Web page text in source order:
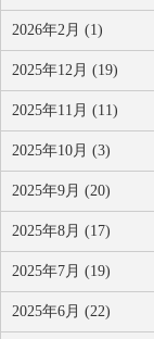
2026年2月 (1)
2025年12月 (19)
2025年11月 (11)
2025年10月 (3)
2025年9月 (20)
2025年8月 (17)
2025年7月 (19)
2025年6月 (22)